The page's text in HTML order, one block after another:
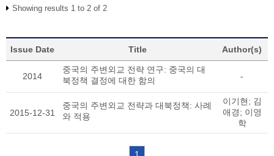
Showing results 1 to 2 of 2
Issue Date Title Author(s)
2014
중국의 주변외교 전략 연구: 중국의 대
북정책 결정에 대한 함의
-
2015-12-31
중국의 주변외교 전략과 대북정책: 사례
와 적용
이기현; 김
애경; 이영
학